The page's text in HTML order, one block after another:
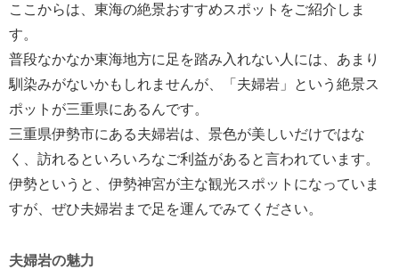
ここからは、東海の絶景おすすめスポットをご紹介しま
す。
普段なかなか東海地方に足を踏み入れない人には、あまり
馴染みがないかもしれませんが、「夫婦岩」という絶景ス
ポットが三重県にあるんです。
三重県伊勢市にある夫婦岩は、景色が美しいだけではな
く、訪れるといろいろなご利益があると言われています。
伊勢というと、伊勢神宮が主な観光スポットになっていま
すが、ぜひ夫婦岩まで足を運んでみてください。
夫婦岩の魅力